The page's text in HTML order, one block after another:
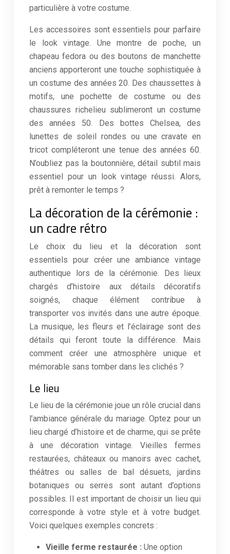
particulière à votre costume.
Les accessoires sont essentiels pour parfaire
le look vintage. Une montre de poche, un
chapeau fedora ou des boutons de manchette
anciens apporteront une touche sophistiquée à
un costume des années 20. Des chaussettes à
motifs, une pochette de costume ou des
chaussures richelieu sublimeront un costume
des années 50. Des bottes Chelsea, des
lunettes de soleil rondes ou une cravate en
tricot compléteront une tenue des années 60.
N’oubliez pas la boutonnière, détail subtil mais
essentiel pour un look vintage réussi. Alors,
prêt à remonter le temps ?
La décoration de la cérémonie :
un cadre rétro
Le choix du lieu et la décoration sont
essentiels pour créer une ambiance vintage
authentique lors de la cérémonie. Des lieux
chargés d’histoire aux détails décoratifs
soignés, chaque élément contribue à
transporter vos invités dans une autre époque.
La musique, les fleurs et l’éclairage sont des
détails qui feront toute la différence. Mais
comment créer une atmosphère unique et
mémorable sans tomber dans les clichés ?
Le lieu
Le lieu de la cérémonie joue un rôle crucial dans
l’ambiance générale du mariage. Optez pour un
lieu chargé d’histoire et de charme, qui se prête
à une décoration vintage. Vieilles fermes
restaurées, châteaux ou manoirs avec cachet,
théâtres ou salles de bal désuets, jardins
botaniques ou serres sont autant d’options
possibles. Il est important de choisir un lieu qui
corresponde à votre style et à votre budget.
Voici quelques exemples concrets :
Vieille ferme restaurée : Une option